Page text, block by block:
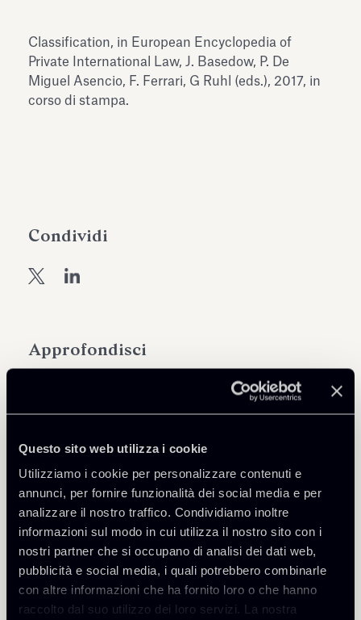
Questo sito web utilizza i cookie
Utilizziamo i cookie per personalizzare contenuti e
annunci, per fornire funzionalità dei social media e per
analizzare il nostro traffico. Condividiamo inoltre
informazioni sul modo in cui utilizza il nostro sito con i
nostri partner che si occupano di analisi dei dati web,
pubblicità e social media, i quali potrebbero combinarle
con altre informazioni che ha fornito loro o che hanno
raccolto dal suo utilizzo dei loro servizi. La nostra
dell’Antiquarium di Villa Albani
Torlonia
Leggi tutto
Approfondisci
Classification, in European Encyclopedia of
Private International Law, J. Basedow, P. De
Miguel Asencio, F. Ferrari, G Ruhl (eds.), 2017, in
corso di stampa.
Condividi
Torna agli Insights